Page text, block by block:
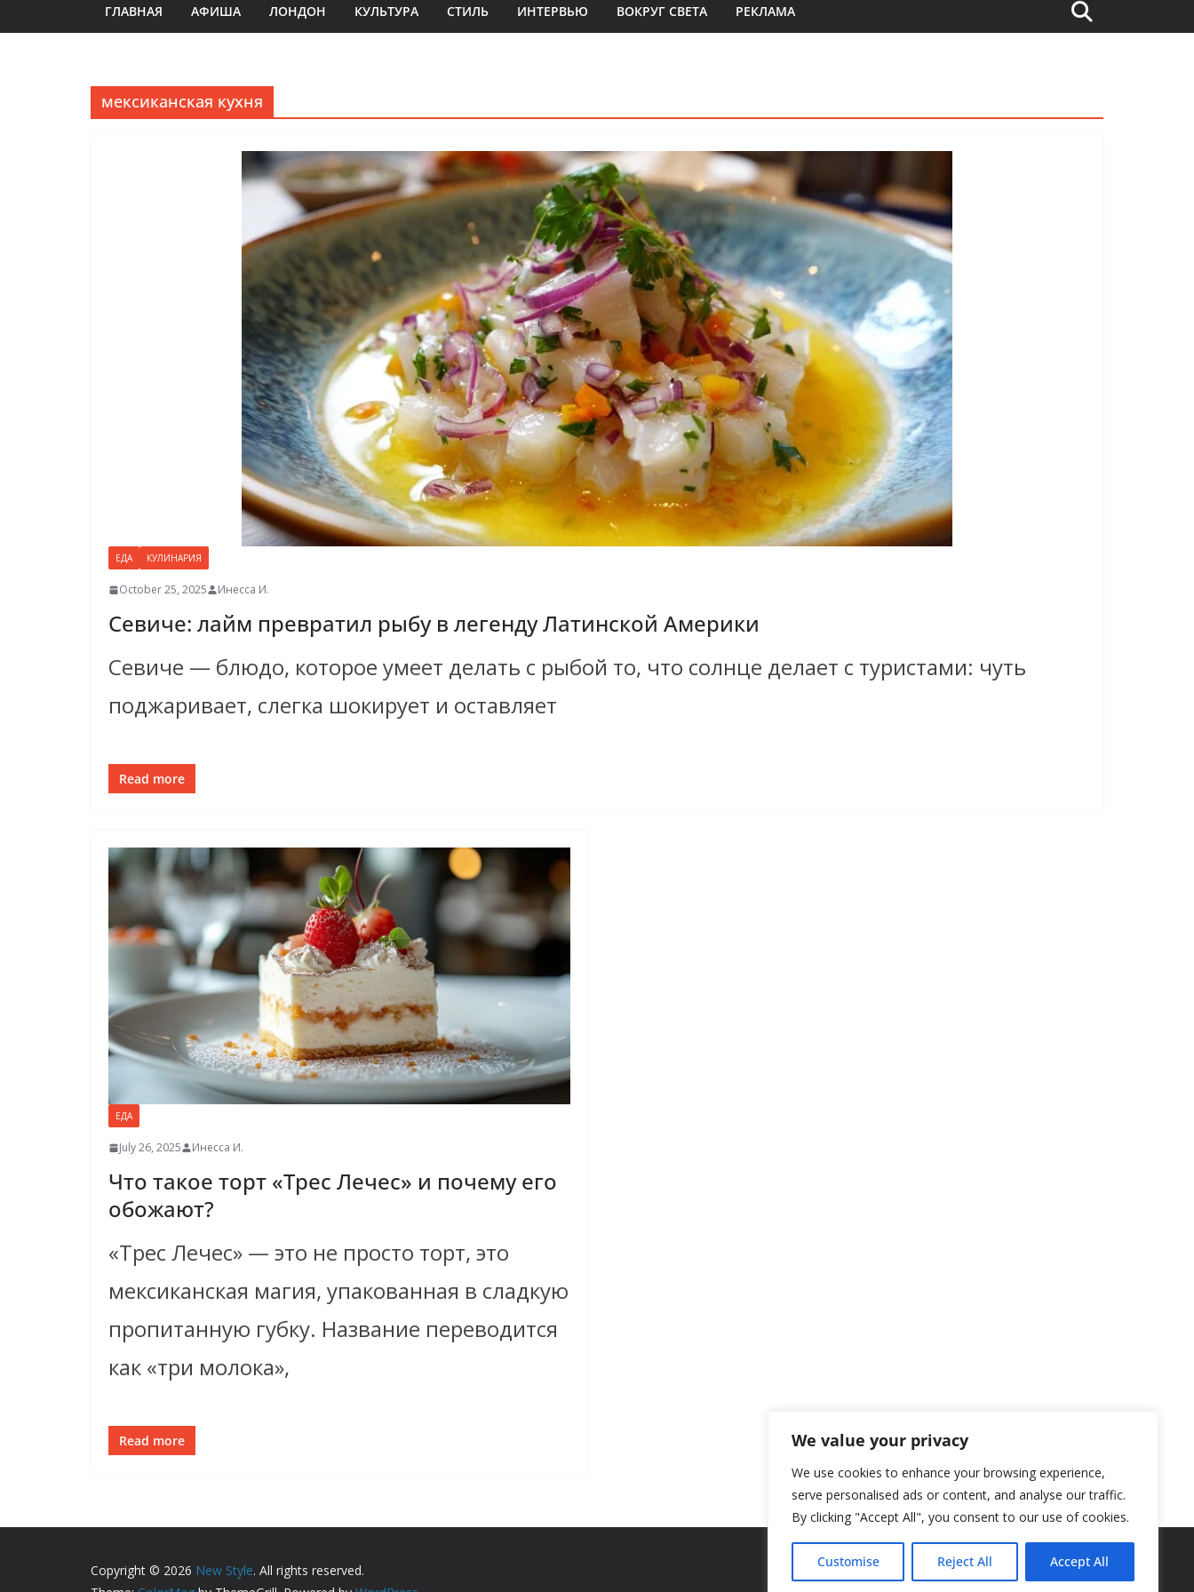
We value your privacy
We use cookies to enhance your browsing experience,
serve personalised ads or content, and analyse our traffic.
By clicking "Accept All", you consent to our use of cookies.
Customise Reject All Accept All
ГЛАВНАЯ АФИША ЛОНДОН КУЛЬТУРА СТИЛЬ ИНТЕРВЬЮ ВОКРУГ СВЕТА РЕКЛАМА
мексиканская кухня
ЕДА КУЛИНАРИЯ
October 25, 2025 Инесса И.
Севиче: лайм превратил рыбу в легенду Латинской Америки
Севиче — блюдо, которое умеет делать с рыбой то, что солнце делает с туристами: чуть
поджаривает, слегка шокирует и оставляет
Read more
ЕДА
July 26, 2025 Инесса И.
Что такое торт «Трес Лечес» и почему его
обожают?
«Трес Лечес» — это не просто торт, это
мексиканская магия, упакованная в сладкую
пропитанную губку. Название переводится
как «три молока»,
Read more
Copyright © 2026 New Style. All rights reserved.